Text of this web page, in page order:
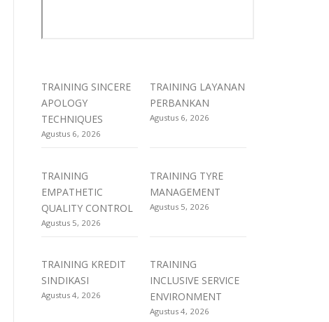
TRAINING SINCERE
APOLOGY
TECHNIQUES
Agustus 6, 2026
TRAINING LAYANAN
PERBANKAN
Agustus 6, 2026
TRAINING
EMPATHETIC
QUALITY CONTROL
Agustus 5, 2026
TRAINING TYRE
MANAGEMENT
Agustus 5, 2026
TRAINING KREDIT
SINDIKASI
Agustus 4, 2026
TRAINING
INCLUSIVE SERVICE
ENVIRONMENT
Agustus 4, 2026